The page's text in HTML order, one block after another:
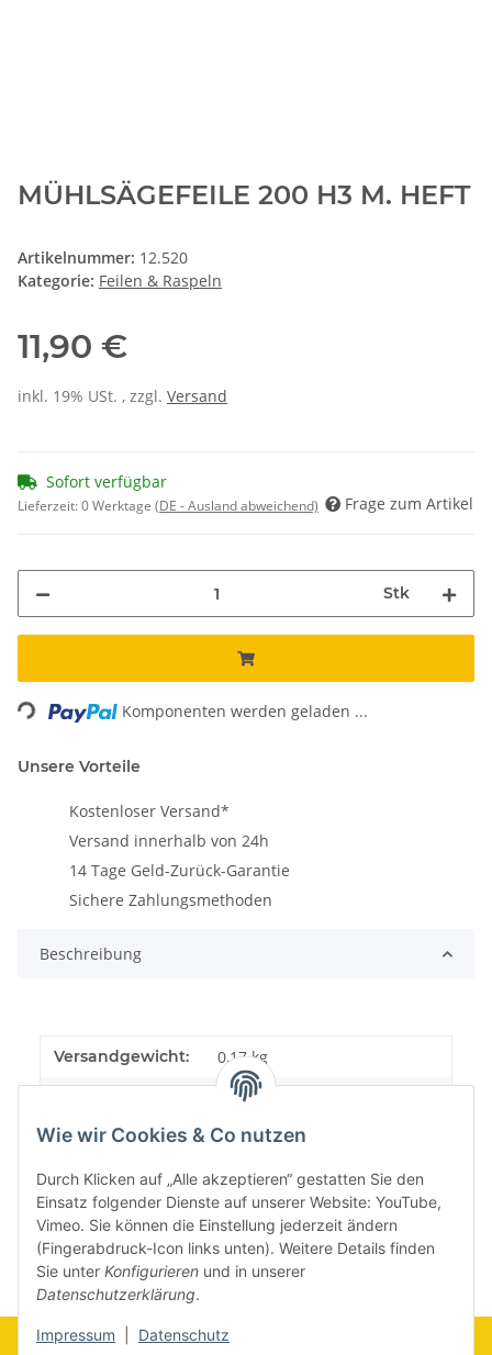
MÜHLSÄGEFEILE 200 H3 M. HEFT
Artikelnummer: 12.520
Kategorie: Feilen & Raspeln
11,90 €
inkl. 19% USt. , zzgl. Versand
Sofort verfügbar
Lieferzeit:0 Werktage (DE - Ausland abweichend) Frage zum Artikel
Stk
Komponenten werden geladen ...
Unsere Vorteile
Kostenloser Versand*
Versand innerhalb von 24h
14 Tage Geld-Zurück-Garantie
Sichere Zahlungsmethoden
Beschreibung
Versandgewicht: 0,17 kg
0,17 kg
Wie wir Cookies & Co nutzen
Durch Klicken auf „Alle akzeptieren“ gestatten Sie den
Einsatz folgender Dienste auf unserer Website: YouTube,
Vimeo. Sie können die Einstellung jederzeit ändern
(Fingerabdruck-Icon links unten). Weitere Details finden
Sie unter Konfigurieren und in unserer
Datenschutzerklärung.
Impressum Datenschutz